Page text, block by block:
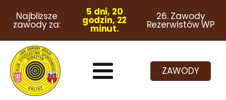
Najbliższe
zawody za:
5 dni, 20
godzin, 22
minut.
26. Zawody
Rezerwistów WP
ZAWODY